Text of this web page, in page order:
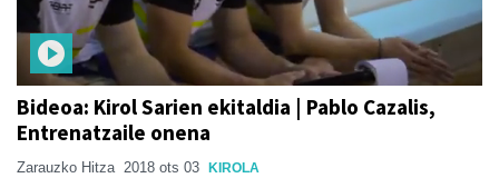
Bideoa: Kirol Sarien ekitaldia | Pablo Cazalis,
Entrenatzaile onena
Zarauzko Hitza 2018 ots 03 KIROLA